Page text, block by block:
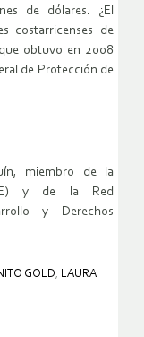
de dólares. ¿El
costarricenses de
obtuvo en 2008
de Protección de
miembro de la
y de la Red
y Derechos
GOLD, LAURA